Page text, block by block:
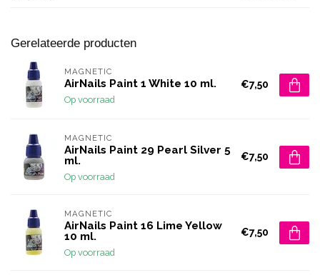
Gerelateerde producten
MAGNETIC
AirNails Paint 1 White 10 ml.
Op voorraad
€7,50
MAGNETIC
AirNails Paint 29 Pearl Silver 5
ml.
Op voorraad
€7,50
MAGNETIC
AirNails Paint 16 Lime Yellow
10 ml.
Op voorraad
€7,50